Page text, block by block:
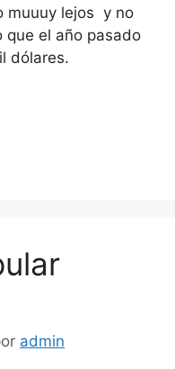
muuuy lejos y no
que el año pasado
dólares.
admin